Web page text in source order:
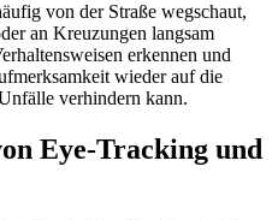
von der Straße wegschaut,
an Kreuzungen langsam
erkennen und
wieder auf die
verhindern kann.
Eye-Tracking und